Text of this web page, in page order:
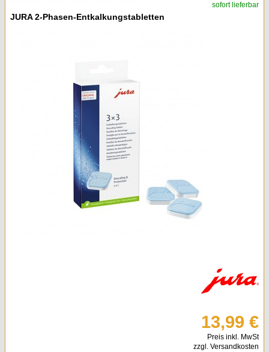
Geschirrspüler
Kleingeräte & Sonstiges
JURA 2-Phasen-Entkalkungstabletten
sofort lieferbar
13,99 €
Preis inkl. MwSt
zzgl. Versandkosten